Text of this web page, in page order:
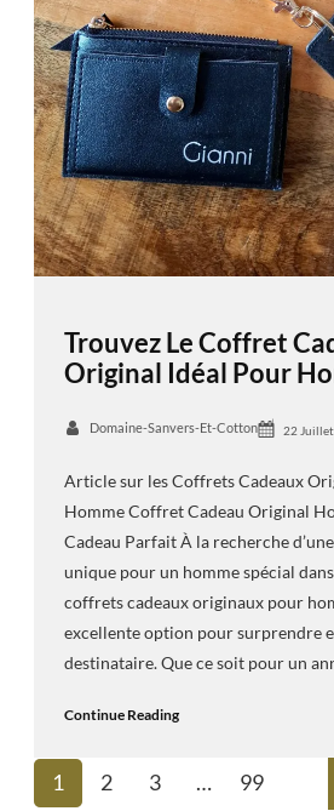
Trouvez Le Coffret
Original Idéal Pour
Domaine-Sanvers-Et-Cotton 22
Article sur les Coffrets Cadeaux
Homme Coffret Cadeau Original
Cadeau Parfait À la recherche
unique pour un homme spécial
coffrets cadeaux originaux pour
excellente option pour surprendre
destinataire. Que ce soit pour un
Continue Reading
1 2 3 … 99